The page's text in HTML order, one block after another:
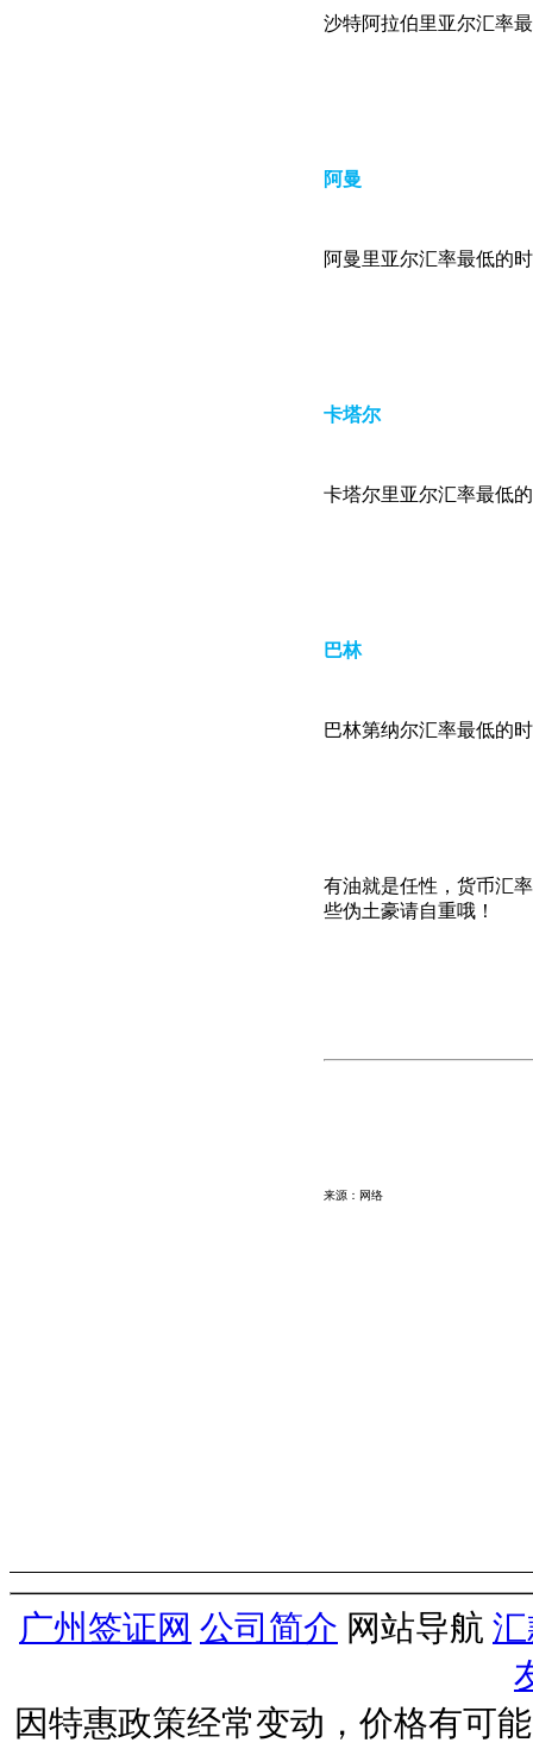
沙特阿拉伯里亚尔汇率
阿曼
阿曼里亚尔汇率最低的
卡塔尔
卡塔尔里亚尔汇率最低
巴林
巴林第纳尔汇率最低的
有油就是任性，货币汇
些伪土豪请自重哦！
来源：网络
广州签证网 公司简介 网站导航
因特惠政策经常变动，价格有可